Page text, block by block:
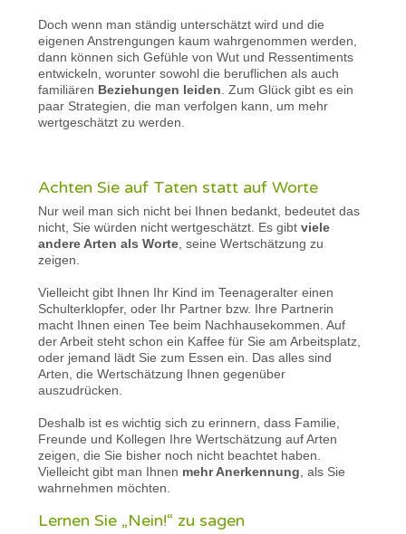
Doch wenn man ständig unterschätzt wird und die
eigenen Anstrengungen kaum wahrgenommen werden,
dann können sich Gefühle von Wut und Ressentiments
entwickeln, worunter sowohl die beruflichen als auch
familiären Beziehungen leiden . Zum Glück gibt es ein
paar Strategien, die man verfolgen kann, um mehr
wertgeschätzt zu werden.
Achten Sie auf Taten statt auf Worte
Nur weil man sich nicht bei Ihnen bedankt, bedeutet das
nicht, Sie würden nicht wertgeschätzt. Es gibtviele
andere Arten als Worte , seine Wertschätzung zu
zeigen.
Vielleicht gibt Ihnen Ihr Kind im Teenageralter einen
Schulterklopfer, oder Ihr Partner bzw. Ihre Partnerin
macht Ihnen einen Tee beim Nachhausekommen. Auf
der Arbeit steht schon ein Kaffee für Sie am Arbeitsplatz,
oder jemand lädt Sie zum Essen ein. Das alles sind
Arten, die Wertschätzung Ihnen gegenüber
auszudrücken.
Deshalb ist es wichtig sich zu erinnern, dass Familie,
Freunde und Kollegen Ihre Wertschätzung auf Arten
zeigen, die Sie bisher noch nicht beachtet haben.
Vielleicht gibt man Ihnen mehr Anerkennung , als Sie
wahrnehmen möchten.
Lernen Sie „Nein!“ zu sagen